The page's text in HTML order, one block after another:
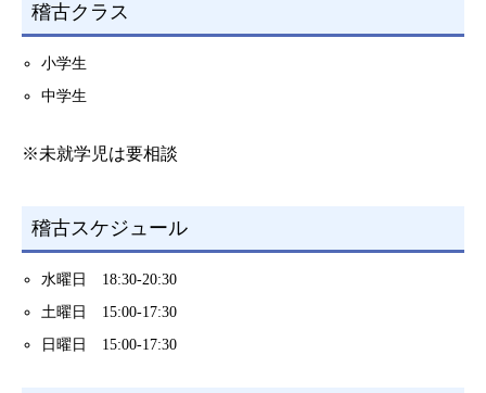
稽古クラス
小学生
中学生
※未就学児は要相談
稽古スケジュール
水曜日 18:30-20:30
土曜日 15:00-17:30
日曜日 15:00-17:30